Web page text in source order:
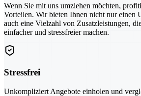
Wenn Sie mit uns umziehen möchten,
Vorteilen. Wir bieten Ihnen nicht nur einen
auch eine Vielzahl von Zusatzleistungen,
einfacher und stressfreier machen.
Stressfrei
Unkompliziert Angebote einholen und